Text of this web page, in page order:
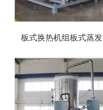
板式换热机组板式蒸发